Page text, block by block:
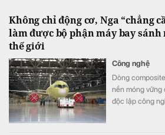
Không chỉ động cơ, Nga “chẳng
làm được bộ phận máy bay
thế giới
Công nghệ
Dòng
nền móng
độc lập công